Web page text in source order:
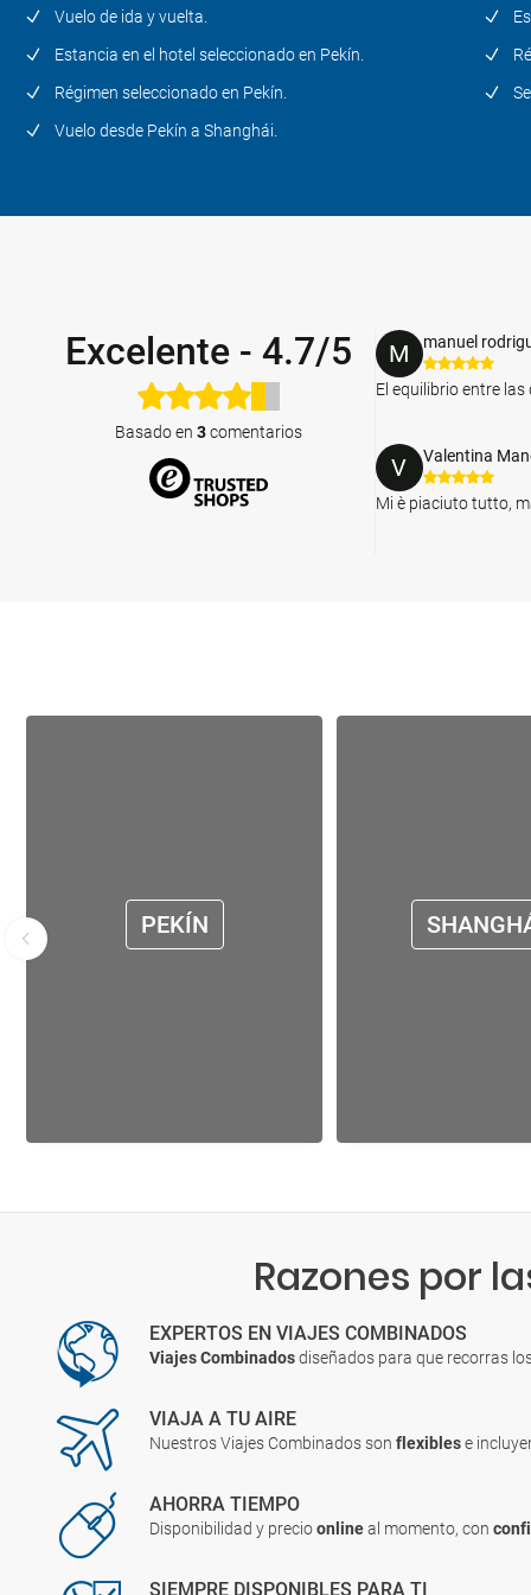
Vuelo de ida y vuelta.
Estancia en el hotel seleccionado en Pekín.
Régimen seleccionado en Pekín.
Vuelo desde Pekín a Shanghái.
Excelente - 4.7/5
Basado en 3comentarios
M manuel
El equilibrio entre
V Valentina
Mi è piaciuto tutto,
PEKÍN
Razones por
EXPERTOS EN VIAJES COMBINADOS
Viajes Combinadosdiseñados para que recorras
VIAJA A TU AIRE
Nuestros Viajes Combinados sonflexiblese
AHORRA TIEMPO
Disponibilidad y precioonlineal momento, con
SIEMPRE DISPONIBLES PARA TI